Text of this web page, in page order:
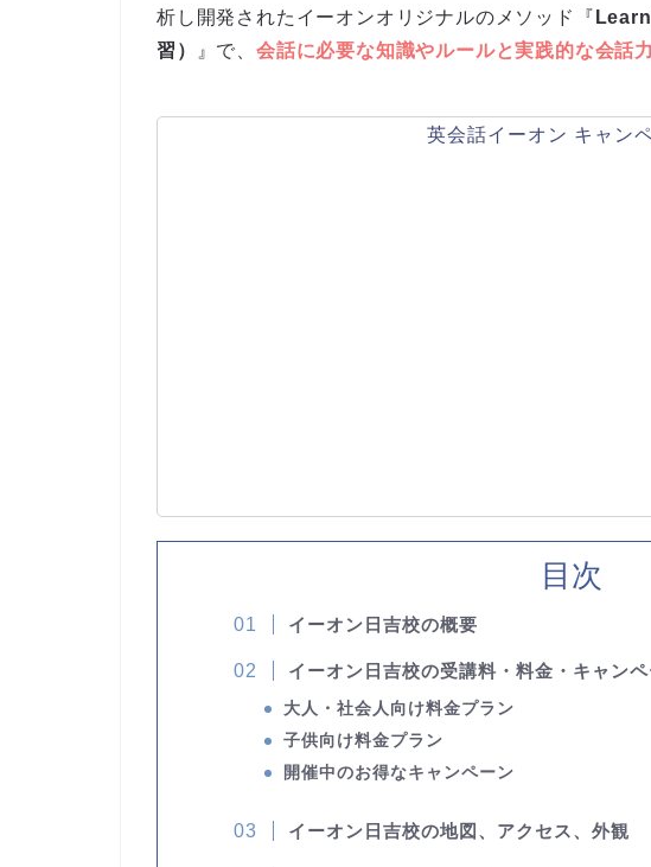
析し開発されたイーオンオリジナルのメソッド『
習）
』で、会話に必要な知識やルールと実践的な会話力
英会話イーオン キャン
目次
イーオン日吉校の概要
イーオン日吉校の受講料・料金・キャン
大人・社会人向け料金プラン
子供向け料金プラン
開催中のお得なキャンペーン
イーオン日吉校の地図、アクセス、外観